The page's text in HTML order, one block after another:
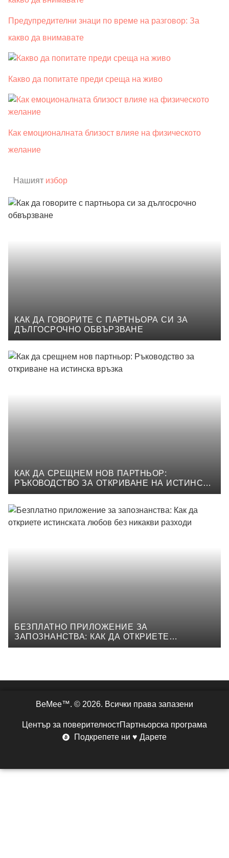
Предупредителни знаци по време на разговор: За
какво да внимавате
Какво да попитате преди среща на живо
Как емоционалната близост влияе на физическото
желание
Нашият избор
КАК ДА ГОВОРИТЕ С ПАРТНЬОРА СИ ЗА
ДЪЛГОСРОЧНО ОБВЪРЗВАНЕ
КАК ДА СРЕЩНЕМ НОВ ПАРТНЬОР:
РЪКОВОДСТВО ЗА ОТКРИВАНЕ НА ИСТИНСКА
ВРЪЗКА
БЕЗПЛАТНО ПРИЛОЖЕНИЕ ЗА
ЗАПОЗНАНСТВА: КАК ДА ОТКРИЕТЕ
ИСТИНСКАТА ЛЮБОВ БЕЗ НИКАКВИ РАЗХОДИ
BeMee™. © 2026. Всички права запазени
Център за поверителностПартньорска програма
Подкрепете ни ♥ Дарете